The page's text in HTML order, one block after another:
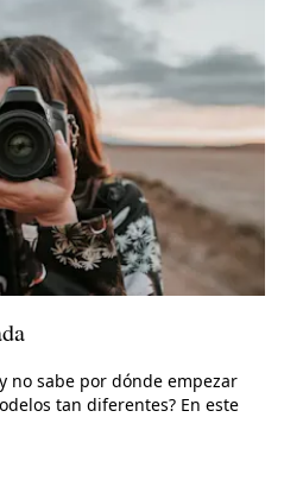
no sabe por dónde empezar
tan diferentes? En este